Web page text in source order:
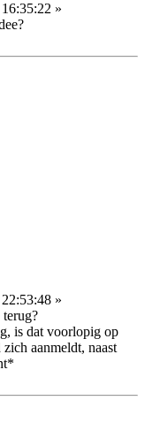
»
»
is dat voorlopig op
aanmeldt, naast